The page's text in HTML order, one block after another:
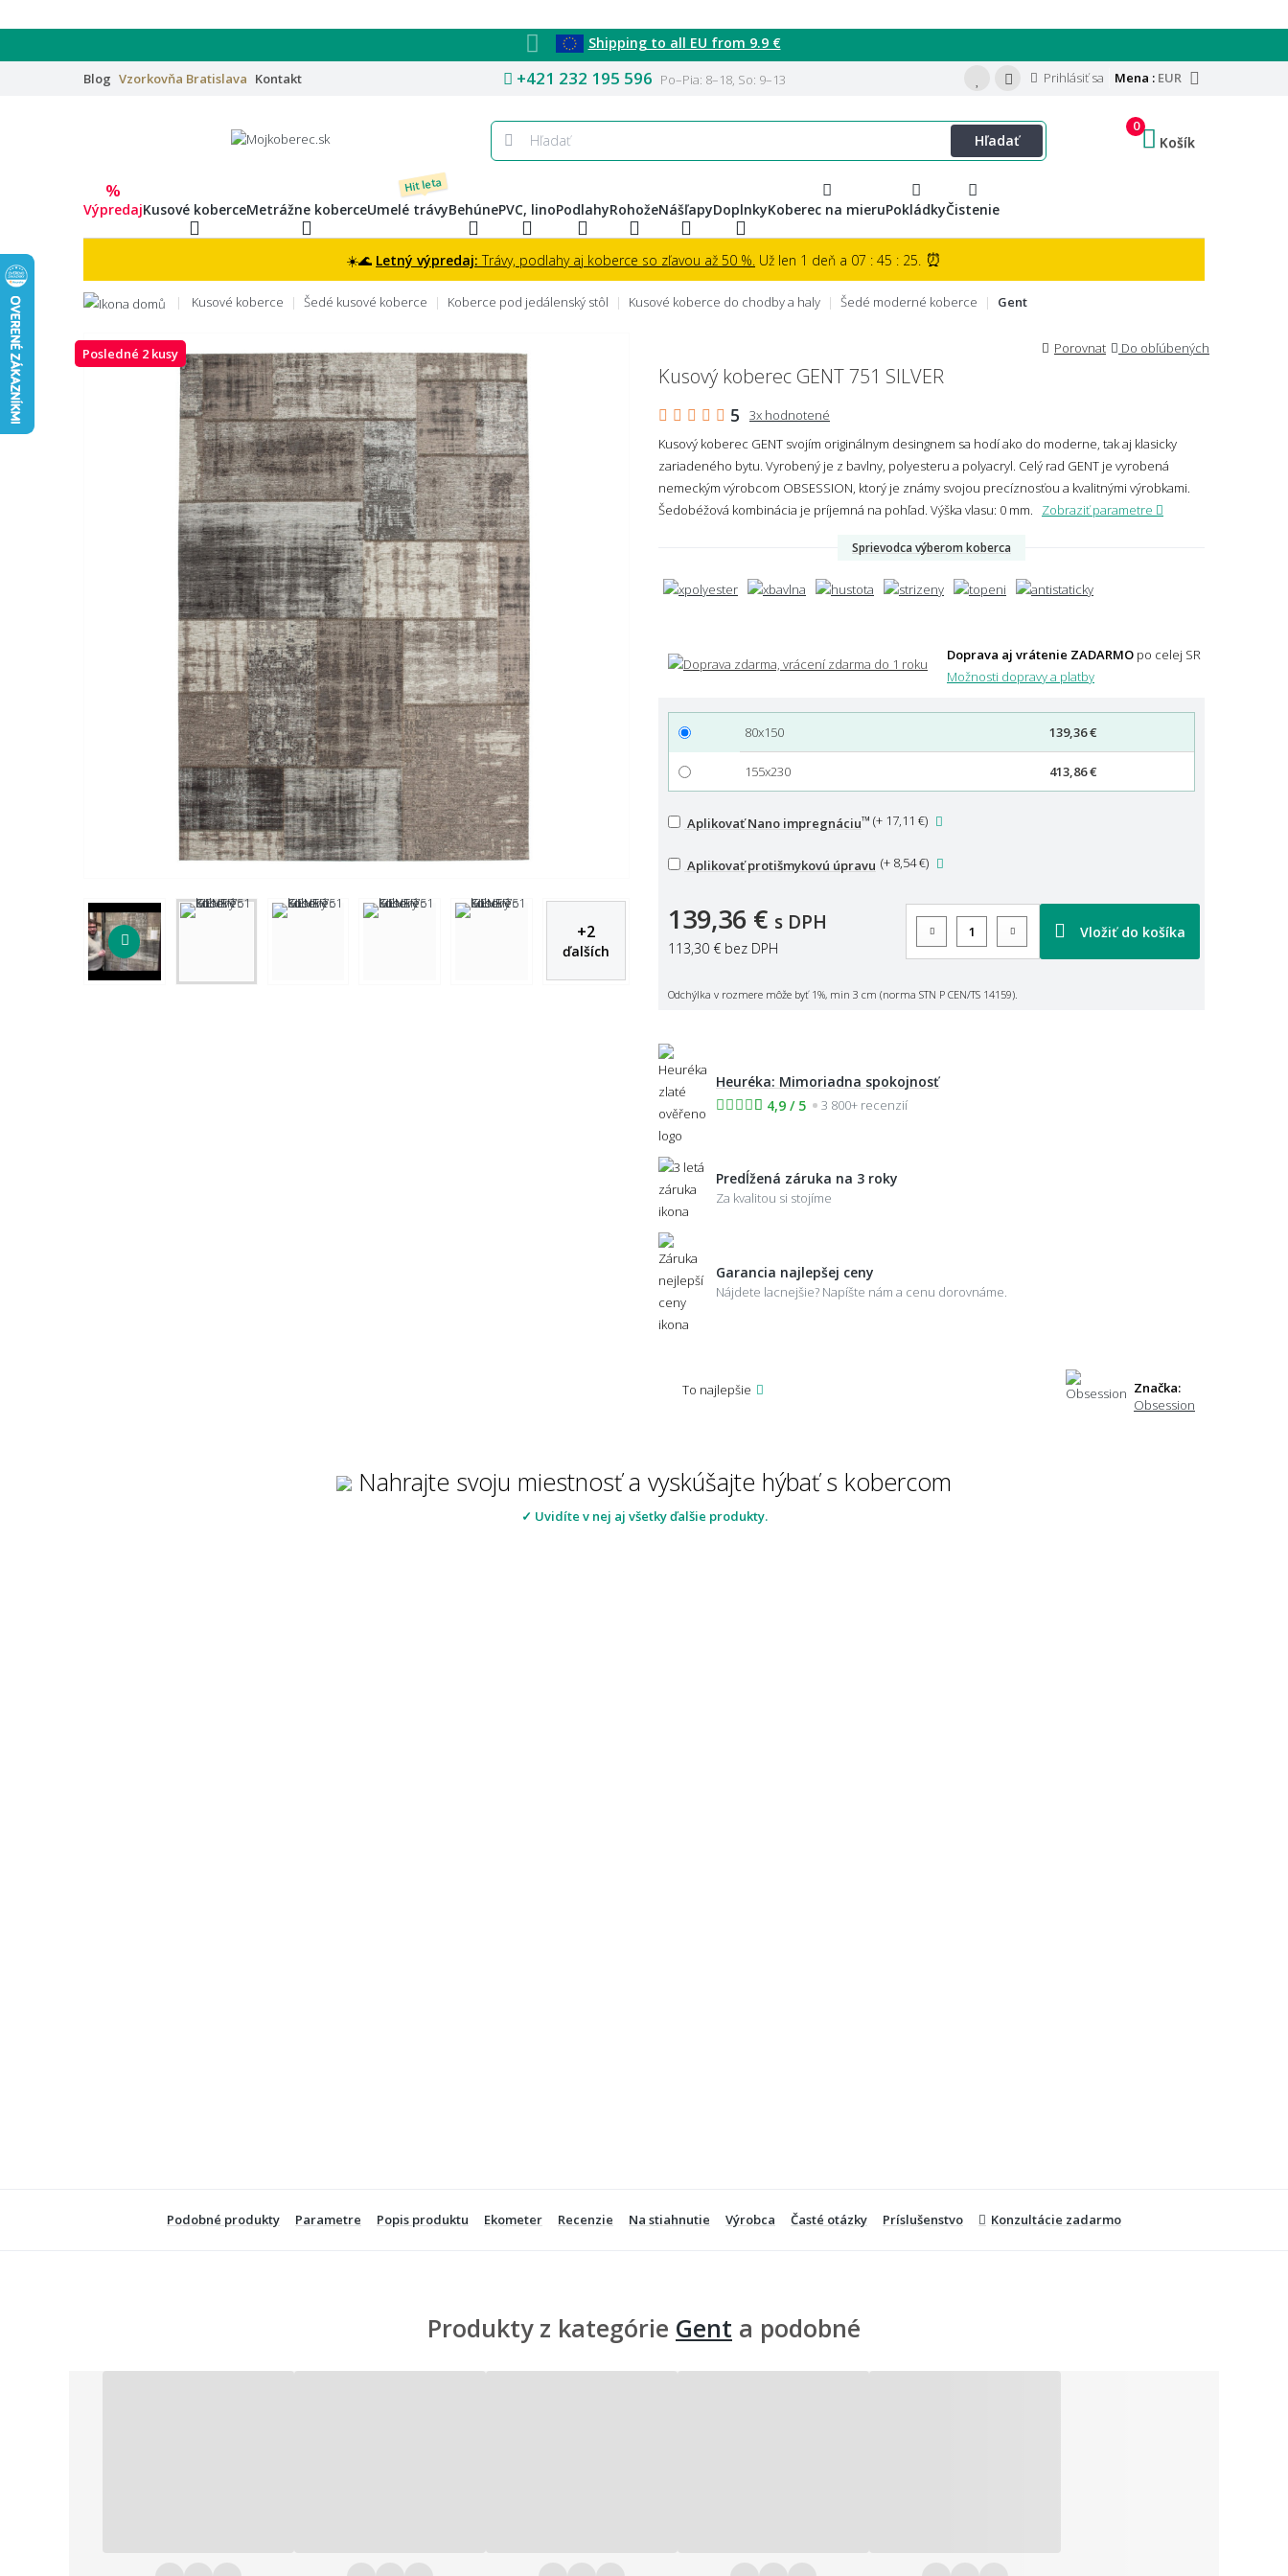
Shipping to all EU from 9.9 €
Blog Vzorkovňa Bratislava Kontakt +421 232 195 596 Po–Pia: 8–18, So: 9–13 Mena : EUR
Prihlásiť sa
Hľadať
0
Košík
%
VýpredajKusové koberceMetrážne koberce
Hit leta
Umelé trávyBehúnePVC, linoPodlahyRohožeNášľapyDoplnkyKoberec na mieruPokládkyČistenie
☀️🌊 Letný výpredaj: Trávy, podlahy aj koberce so zľavou až 50 %. Už len 1 deň a 07 : 45 : 24. ⏰
Kusové koberce Šedé kusové koberce Koberce pod jedálenský stôl Kusové koberce do chodby a haly Šedé moderné koberce Gent
Porovnat Do obľúbených
Posledné 2 kusy
+2
ďalších
Kusový koberec GENT 751 SILVER
5
3x hodnotené
Kusový koberec GENT svojím originálnym desingnem sa hodí ako do moderne, tak aj klasicky
zariadeného bytu. Vyrobený je z bavlny, polyesteru a polyacryl. Celý rad GENT je vyrobená
nemeckým výrobcom OBSESSION, ktorý je známy svojou precíznosťou a kvalitnými výrobkami.
Šedobéžová kombinácia je príjemná na pohľad. Výška vlasu: 0 mm. Zobraziť parametre
Sprievodca výberom koberca
Doprava aj vrátenie ZADARMO po celej SR
Možnosti dopravy a platby
80x150 139,36 €
155x230 413,86 €
Aplikovať Nano impregnáciu™ (+ 17,11 €)
Aplikovať protišmykovú úpravu (+ 8,54 €)
139,36 € s DPH
113,30 € bez DPH
Vložiť do košíka
Odchýlka v rozmere môže byť 1%, min 3 cm (norma STN P CEN/TS 14159).
Heuréka: Mimoriadna spokojnosť
4,9 / 5
3 800+ recenzií
Predĺžená záruka na 3 roky
Za kvalitou si stojíme
Garancia najlepšej ceny
Nájdete lacnejšie? Napíšte nám a cenu dorovnáme.
To najlepšie
Značka:
Obsession
Nahrajte svoju miestnosť a vyskúšajte hýbať s kobercom
✓ Uvidíte v nej aj všetky ďalšie produkty.
Podobné produkty Parametre Popis produktu Ekometer Recenzie Na stiahnutie Výrobca Časté otázky Príslušenstvo Konzultácie zadarmo
Produkty z kategórie Gent a podobné